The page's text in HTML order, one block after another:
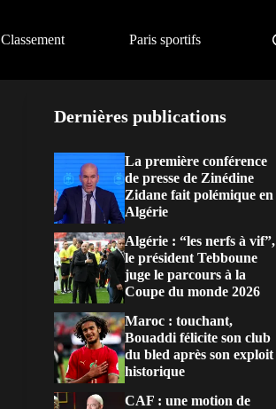
Classement Paris sportifs
Dernières publications
La première conférence
de presse de Zinédine
Zidane fait polémique en
Algérie
Algérie : “les nerfs à vif”,
le président Tebboune
juge le parcours à la
Coupe du monde 2026
Maroc : touchant,
Bouaddi félicite son club
du bled après son exploit
historique
CAF : une motion de